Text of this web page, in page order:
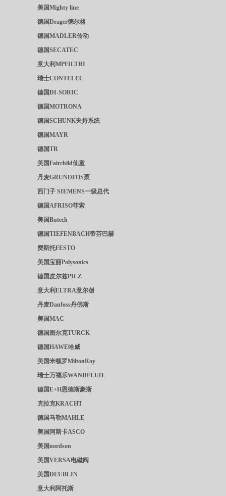
美国Mighty line
德国Drager德尔格
德国MADLER传动
德国SECATEC
意大利MPFILTRI
瑞士CONTELEC
德国DI-SORIC
德国MOTRONA
德国SCHUNK夹持系统
德国MAYR
德国TR
美国Fairchild仙童
丹麦GRUNDFOS泵
西门子 SIEMENS一级总代
德国AFRISO菲索
美国Butech
德国TIEFENBACH帝芬巴赫
费斯托FESTO
美国宝丽Polysonics
德国皮尔兹PILZ
意大利ELTRA意尔创
丹麦Danfoss丹佛斯
美国MAC
德国图尔克TURCK
德国HAWE哈威
美国米顿罗MiltonRoy
瑞士万福乐WANDFLUH
德国E+H恩德斯豪斯
克拉克KRACHT
德国马勒MAHLE
美国阿斯卡ASCO
美国nordson
美国VERSA电磁阀
美国DEUBLIN
意大利阿托斯